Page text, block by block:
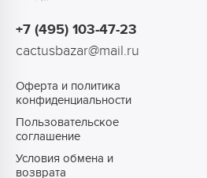
+7 (495) 103-47-23
cactusbazar@mail.ru
Оферта и политика
конфиденциальности
Пользовательское
соглашение
Условия обмена и
возврата